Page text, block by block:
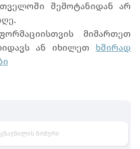
შემოტანიდან არ
მიმართეთ
ან იხილეთ ხშირად